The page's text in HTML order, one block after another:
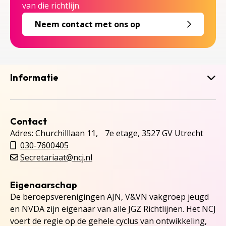
van die richtlijn.
Neem contact met ons op
Informatie
Contact
Adres: Churchilllaan 11, 7e etage, 3527 GV Utrecht
030-7600405
Secretariaat@ncj.nl
Eigenaarschap
De beroepsverenigingen AJN, V&VN vakgroep jeugd
en NVDA zijn eigenaar van alle JGZ Richtlijnen. Het NCJ
voert de regie op de gehele cyclus van ontwikkeling,